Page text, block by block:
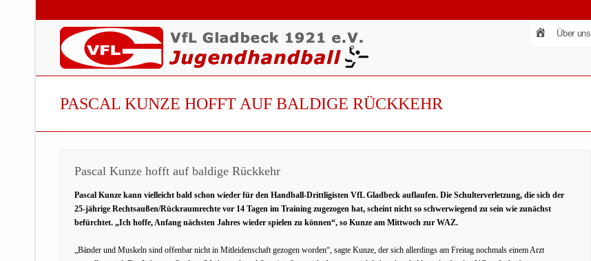
Über uns
PASCAL KUNZE HOFFT AUF BALDIGE RÜCKKEHR
Pascal Kunze hofft auf baldige Rückkehr
Pascal Kunze kann vielleicht bald schon wieder für den Handball-Drittligisten VfL Gladbeck auflaufen. Die Schulterverletzung, die sich der
25-jährige Rechtsaußen/Rückraumrechte vor 14 Tagen im Training zugezogen hat, scheint nicht so schwerwiegend zu sein wie zunächst
befürchtet. „Ich hoffe, Anfang nächsten Jahres wieder spielen zu können“, so Kunze am Mittwoch zur WAZ.
„Bänder und Muskeln sind offenbar nicht in Mitleidenschaft gezogen worden“, sagte Kunze, der sich allerdings am Freitag nochmals einem Arzt